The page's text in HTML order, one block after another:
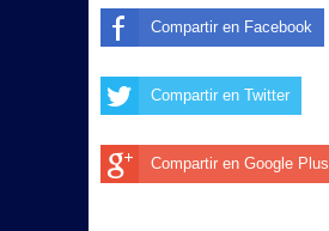
Compartir en Facebook
Compartir en Twitter
Compartir en Google Plus